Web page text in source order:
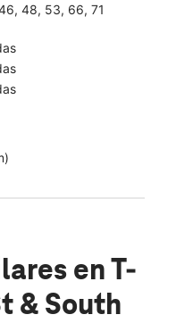
48, 53, 66, 71
en T-
& South